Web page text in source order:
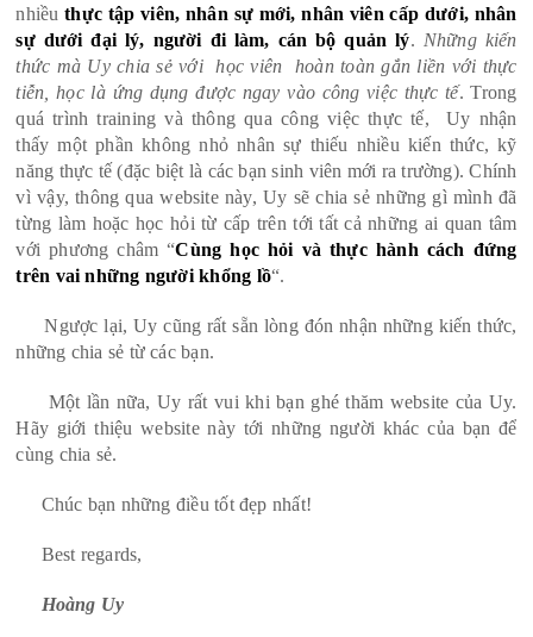
nhiềuthực tập viên, nhân sự mới, nhân viên cấp dưới, nhân
sự dưới đại lý, người đi làm, cán bộ quản lý. Những kiến
thức mà Uy chia sẻ với học viên hoàn toàn gắn liền với thực
tiễn, học là ứng dụng được ngay vào công việc thực tế. Trong
quá trình training và thông qua công việc thực tế, Uy nhận
thấy một phần không nhỏ nhân sự thiếu nhiều kiến thức, kỹ
năng thực tế (đặc biệt là các bạn sinh viên mới ra trường). Chính
vì vậy, thông qua website này, Uy sẽ chia sẻ những gì mình đã
từng làm hoặc học hỏi từ cấp trên tới tất cả những ai quan tâm
với phương châm “Cùng học hỏi và thực hành cách đứng
trên vai những người khổng lồ“.
Ngược lại, Uy cũng rất sẵn lòng đón nhận những kiến thức,
những chia sẻ từ các bạn.
Một lần nữa, Uy rất vui khi bạn ghé thăm website của Uy.
Hãy giới thiệu website này tới những người khác của bạn để
cùng chia sẻ.
Chúc bạn những điều tốt đẹp nhất!
Best regards,
Hoàng Uy